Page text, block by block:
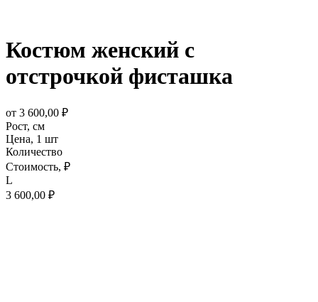
Костюм женский с
отстрочкой фисташка
от 3 600,00 ₽
Рост, см
Цена, 1 шт
Количество
Стоимость, ₽
L
3 600,00 ₽